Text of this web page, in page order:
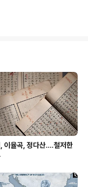
는지
나
, 실
력을
을 막
라는
이율곡, 정다산....철저한